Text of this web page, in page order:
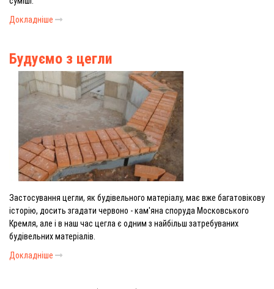
Докладніше
Будуємо з цегли
Застосування цегли, як будівельного матеріалу, має вже багатовікову
історію, досить згадати червоно - кам'яна споруда Московського
Кремля, але і в наш час цегла є одним з найбільш затребуваних
будівельних матеріалів.
Докладніше